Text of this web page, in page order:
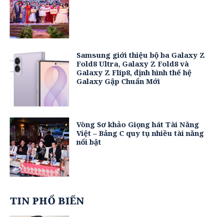
Samsung giới thiệu bộ ba Galaxy Z
Fold8 Ultra, Galaxy Z Fold8 và
Galaxy Z Flip8, định hình thế hệ
Galaxy Gập Chuẩn Mới
Vòng Sơ khảo Giọng hát Tài Năng
Việt – Bảng C quy tụ nhiều tài năng
nổi bật
TIN PHỔ BIẾN